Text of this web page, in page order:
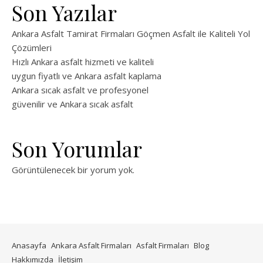
Son Yazılar
Ankara Asfalt Tamirat Firmaları Göçmen Asfalt ile Kaliteli Yol
Çözümleri
Hızlı Ankara asfalt hizmeti ve kaliteli
uygun fiyatlı ve Ankara asfalt kaplama
Ankara sıcak asfalt ve profesyonel
güvenilir ve Ankara sıcak asfalt
Son Yorumlar
Görüntülenecek bir yorum yok.
Anasayfa Ankara Asfalt Firmaları Asfalt Firmaları Blog
Hakkımızda İletişim